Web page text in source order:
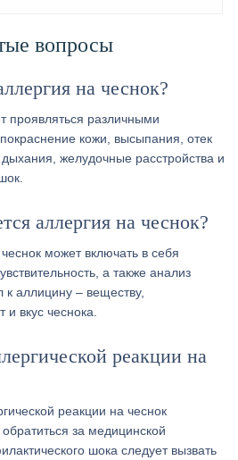
вопросы
на чеснок?
проявляться различными
кожи, высыпания, отек
желудочные расстройства и
аллергия на чеснок?
может включать в себя
а также анализ
к аллицину – веществу,
и вкус чеснока.
реакции на
реакции на чеснок
за медицинской
шока следует вызвать